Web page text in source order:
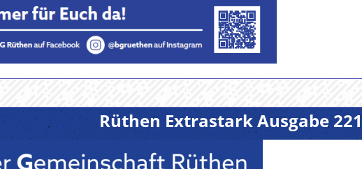
Rüthen Extrastark Ausgabe 221